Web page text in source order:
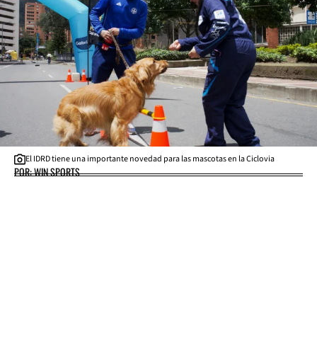
El IDRD tiene una importante novedad para las mascotas en la Ciclovia
POR: WIN SPORTS